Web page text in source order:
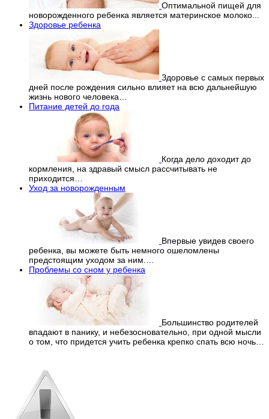
Оптимальной пищей для
новорожденного ребенка является материнское молоко...
Здоровье ребенка
Здоровье с самых первых
дней после рождения сильно влияет на всю дальнейшую
жизнь нового человека…
Питание детей до года
Когда дело доходит до
кормления, на здравый смысл рассчитывать не
приходится…
Уход за новорожденным
Впервые увидев своего
ребенка, вы можете быть немного ошеломлены
предстоящим уходом за ним.…
Проблемы со сном у ребенка
Большинство родителей
впадают в панику, и небезосновательно, при одной мысли
о том, что придется учить ребенка крепко спать всю ночь…